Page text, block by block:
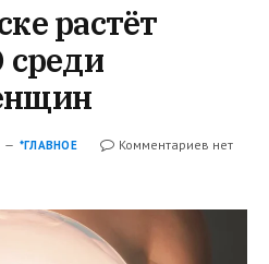
растёт
среди
*ГЛАВНОЕ
Комментариев нет